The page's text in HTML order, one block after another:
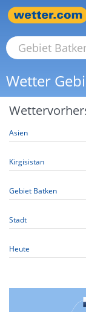
Wetter